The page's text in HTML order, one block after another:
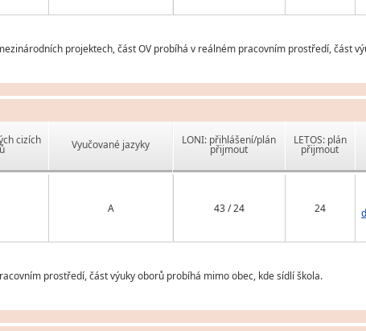
projektech, část OV probíhá v reálném pracovním prostředí, část
cizích Vyučované jazyky
A
LONI: přihlášení/plán
přijmout
LETOS: plán
přijmout
43 / 24 24
prostředí, část výuky oborů probíhá mimo obec, kde sídlí škola.